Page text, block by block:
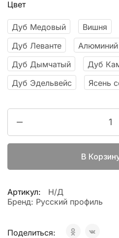
Цвет
Дуб Медовый Вишня
Дуб Леванте
Алюминий
Дуб Дымчатый
Дуб
Дуб Эдельвейс
Ясень
В
Артикул:
Н/Д
Бренд: Русский профиль
Поделиться: